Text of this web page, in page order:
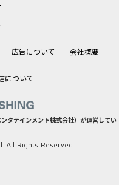
広告について 会社概要
について
タテインメント株式会社）が運営してい
All Rights Reserved.